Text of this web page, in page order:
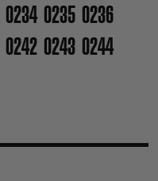
0234 0235 0236
0242 0243 0244